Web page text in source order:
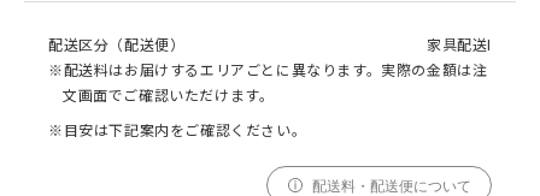
配送区分（配送便）
家具配送I
※配送料はお届けするエリアごとに異なります。実際の金額は注
文画面でご確認いただけます。
※目安は下記案内をご確認ください。
配送料・配送便について